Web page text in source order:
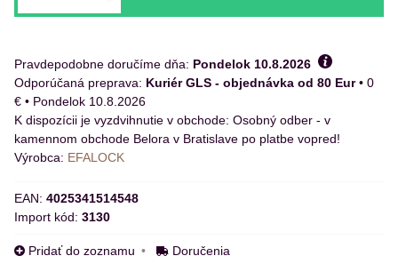
Pravdepodobne doručíme dňa: Pondelok 10.8.2026
Kuriér GLS - objednávka od 80 Eur• 0
€ • Pondelok 10.8.2026
Osobný odber - v
kamennom obchode Belora v Bratislave po platbe vopred!
Výrobca: EFALOCK
EAN: 4025341514548
Import kód: 3130
Pridať do zoznamu Doručenia